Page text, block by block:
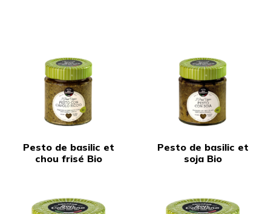
Pesto de basilic et
chou frisé Bio
Pesto de basilic et
soja Bio